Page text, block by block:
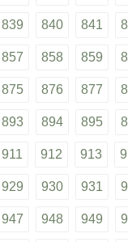
839 840 841
857 858 859
875 876 877
893 894 895
911 912 913
929 930 931
947 948 949